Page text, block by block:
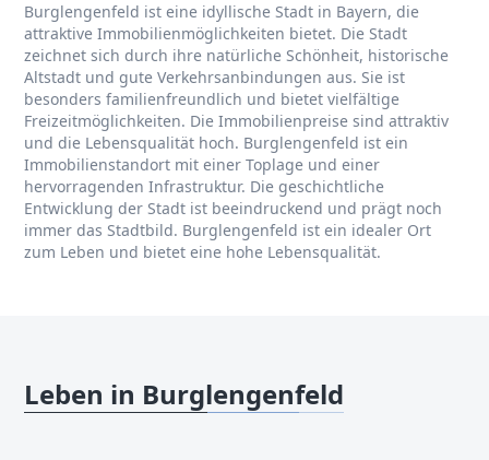
Burglengenfeld ist eine idyllische Stadt in Bayern, die
attraktive Immobilienmöglichkeiten bietet. Die Stadt
zeichnet sich durch ihre natürliche Schönheit, historische
Altstadt und gute Verkehrsanbindungen aus. Sie ist
besonders familienfreundlich und bietet vielfältige
Freizeitmöglichkeiten. Die Immobilienpreise sind attraktiv
und die Lebensqualität hoch. Burglengenfeld ist ein
Immobilienstandort mit einer Toplage und einer
hervorragenden Infrastruktur. Die geschichtliche
Entwicklung der Stadt ist beeindruckend und prägt noch
immer das Stadtbild. Burglengenfeld ist ein idealer Ort
zum Leben und bietet eine hohe Lebensqualität.
Leben in Burglengenfeld